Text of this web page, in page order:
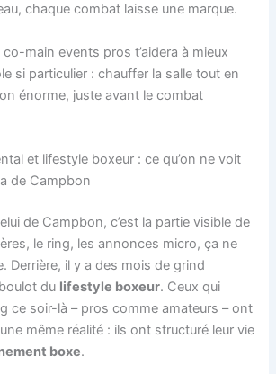
chaque combat laisse une marque.
co-main events pros t’aidera à mieux
si particulier : chauffer la salle tout en
énorme, juste avant le combat
et lifestyle boxeur : ce qu’on ne voit
de Campbon
de Campbon, c’est la partie visible de
le ring, les annonces micro, ça ne
Derrière, il y a des mois de grind
du lifestyle boxeur. Ceux qui
ce soir-là – pros comme amateurs – ont
même réalité : ils ont structuré leur vie
boxe.